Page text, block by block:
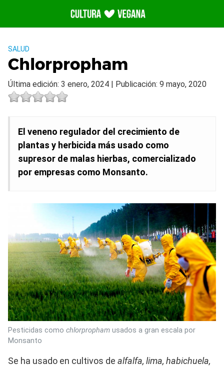
contenido
SALUD
Chlorpropham
Última edición: 3 enero, 2024 | Publicación: 9 mayo, 2020
El veneno regulador del crecimiento de
plantas y herbicida más usado como
supresor de malas hierbas, comercializado
por empresas como Monsanto.
Pesticidas como chlorpropham usados a gran escala por
Monsanto
Se ha usado en cultivos de alfalfa, lima, habichuela,